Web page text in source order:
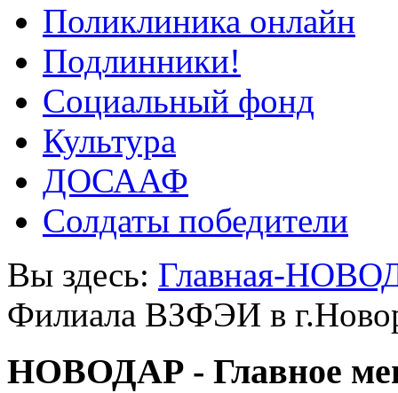
Поликлиника онлайн
Подлинники!
Социальный фонд
Культура
ДОСААФ
Солдаты победители
Вы здесь: Главная-
Филиала ВЗФЭИ в
НОВОДАР - Главное